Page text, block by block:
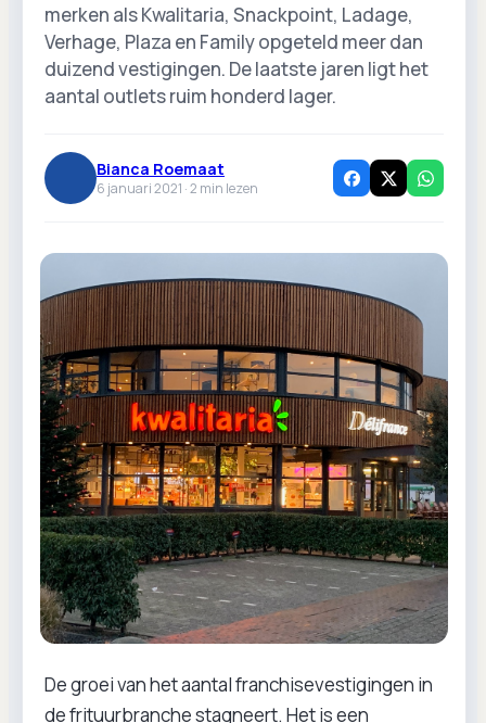
merken als Kwalitaria, Snackpoint, Ladage,
Verhage, Plaza en Family opgeteld meer dan
duizend vestigingen. De laatste jaren ligt het
aantal outlets ruim honderd lager.
Bianca Roemaat
6 januari 2021 ·2 min lezen
De groei van het aantal franchisevestigingen in
de frituurbranche stagneert. Het is een